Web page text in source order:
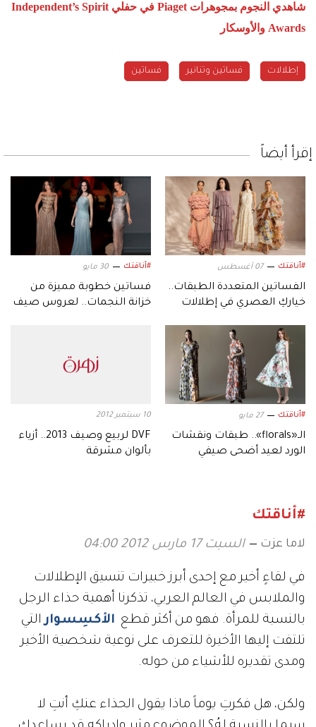
شاهدي النجوم بمجوهرات Piaget في حفلي Independent’s Spirit
Awards والأوسكار
إطلالات فساتين وتنانير فساتين
إقرأ أيضاً
#أناقتك 07 أغسطس
الفساتين المتعددة الطبقات..
خياركِ العصري في إطلالات
#أناقتك 30 مايو
فساتين خطوبة مميزة من
خزانة النجمات.. لعروس صيف
#أناقتك 27 مايو
الـ«florals».. طبقات ونقشات
الورد لعيد أضحى صيفي
10 سبتمبر 2012
DVF لربيع وصيف 2013.. أزياء
بألوان مشرقة
#أناقتك
لاما عزت السبت 17 مارس 2012 04:00
في لقاءٍ أخير مع إحدى أبرز خبيرات تنسيق الإطلالات
والملابس في العالم العربي، تذكرنا أهمية حذاء الرجل
بالنسبة للمرأة. فهو من أكثر قطع الأكسِسوارالتي
تلتفت إليها الأخيرة للتعرف على نوعية شخصية الأخير
ومدى تقديره للأشياء من حوله.
ولكن، هل فكرتِ يوماً ماذا يقول الحذاء عنكِ أنتِ لا